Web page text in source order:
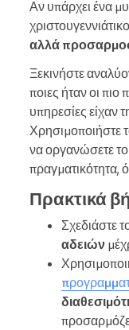
Αν υπάρχει ένα
αλλά
Ξεκινήστε
ποιες ήταν οι
υπηρεσίες είχαν
Χρησιμοποιήστε
να οργανώσετε
πραγματικότητα,
Πρακτικά
Σχεδιάστε
αδειών